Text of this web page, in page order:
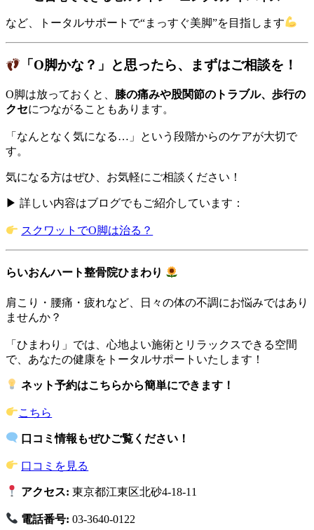
など、トータルサポートで“まっすぐ美脚”を目指します
「O脚かな？」と思ったら、まずはご相談を！
O脚は放っておくと、 膝の痛みや股関節のトラブル、歩行の
クセにつながることもあります。
「なんとなく気になる…」という段階からのケアが大切で
す。
気になる方はぜひ、お気軽にご相談ください！
▶ 詳しい内容はブログでもご紹介しています：
スクワットでO脚は治る？
らいおんハート整骨院ひまわり
肩こり・腰痛・疲れなど、日々の体の不調にお悩みではあり
ませんか？
「ひまわり」では、心地よい施術とリラックスできる空間
で、あなたの健康をトータルサポートいたします！
ネット予約はこちらから簡単にできます！
こちら
口コミ情報もぜひご覧ください！
口コミを見る
アクセス: 東京都江東区北砂4-18-11
電話番号: 03-3640-0122